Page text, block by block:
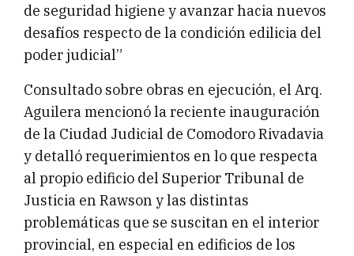
de seguridad higiene y avanzar hacia nuevos
desafíos respecto de la condición edilicia del
poder judicial”
Consultado sobre obras en ejecución, el Arq.
Aguilera mencionó la reciente inauguración
de la Ciudad Judicial de Comodoro Rivadavia
y detalló requerimientos en lo que respecta
al propio edificio del Superior Tribunal de
Justicia en Rawson y las distintas
problemáticas que se suscitan en el interior
provincial, en especial en edificios de los